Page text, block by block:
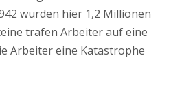
wurden hier 1,2 Millionen
trafen Arbeiter auf eine
Arbeiter eine Katastrophe